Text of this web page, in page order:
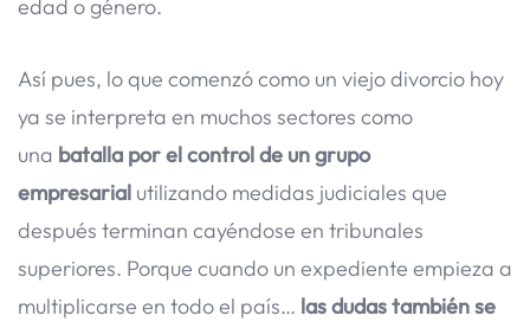
edad o género.
Así pues, lo que comenzó como un viejo divorcio hoy
ya se interpreta en muchos sectores como
una batalla por el control de un grupo
empresarial utilizando medidas judiciales que
después terminan cayéndose en tribunales
superiores. Porque cuando un expediente empieza a
multiplicarse en todo el país… las dudas también se